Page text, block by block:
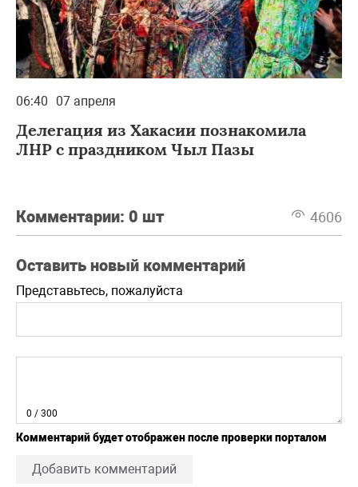
06:40 07 апреля
Делегация из Хакасии познакомила
ЛНР с праздником Чыл Пазы
Комментарии: 0 шт 4606
Оставить новый комментарий
Представьтесь, пожалуйста
0 / 300
Комментарий будет отображен после проверки порталом
Добавить комментарий